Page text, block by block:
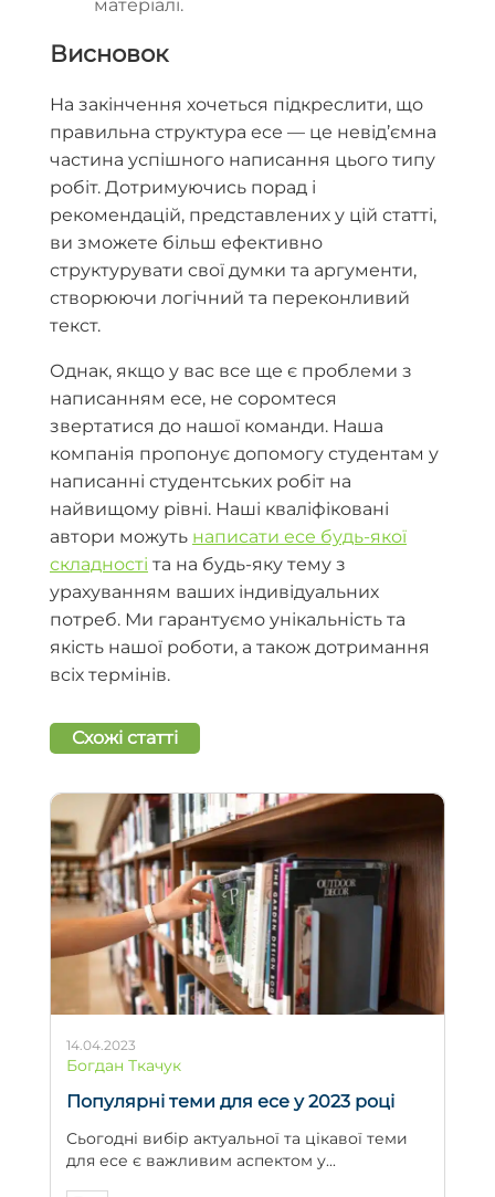
матеріалі.
Висновок
На закінчення хочеться підкреслити, що
правильна структура есе — це невід’ємна
частина успішного написання цього типу
робіт. Дотримуючись порад і
рекомендацій, представлених у цій статті,
ви зможете більш ефективно
структурувати свої думки та аргументи,
створюючи логічний та переконливий
текст.
Однак, якщо у вас все ще є проблеми з
написанням есе, не соромтеся
звертатися до нашої команди. Наша
компанія пропонує допомогу студентам у
написанні студентських робіт на
найвищому рівні. Наші кваліфіковані
автори можуть написати есе будь-якої
складності та на будь-яку тему з
урахуванням ваших індивідуальних
потреб. Ми гарантуємо унікальність та
якість нашої роботи, а також дотримання
всіх термінів.
Схожі статті
14.04.2023
Богдан Ткачук
Популярні теми для есе у 2023 році
Сьогодні вибір актуальної та цікавої теми
для есе є важливим аспектом у...